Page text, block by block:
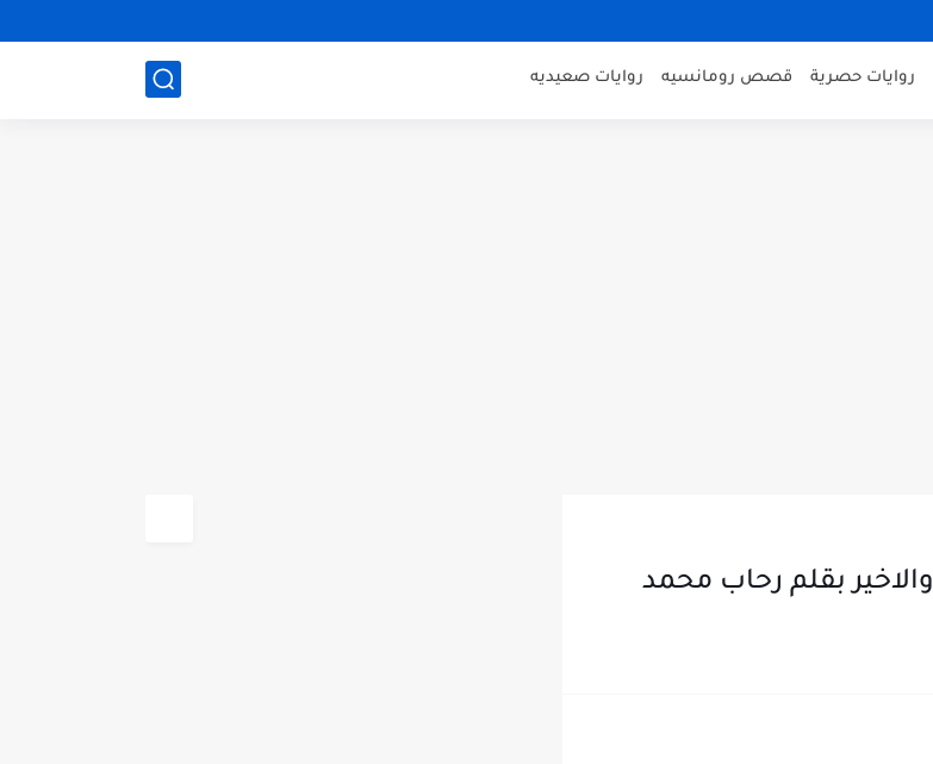
روايات حصرية قصص رومانسيه روايات صعيديه